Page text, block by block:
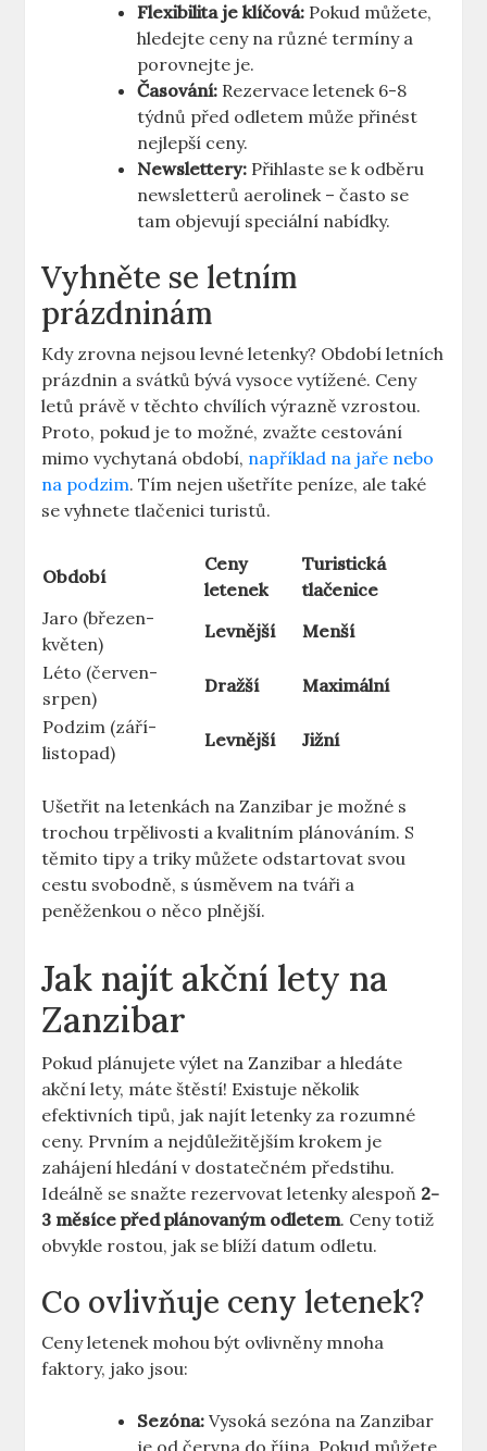
Flexibilita je klíčová: Pokud můžete,
hledejte ceny na různé termíny a
porovnejte je.
Časování: Rezervace letenek 6-8
týdnů před odletem může přinést
nejlepší ceny.
Newslettery: Přihlaste se k odběru
newsletterů aerolinek – často se
tam objevují speciální nabídky.
Vyhněte se letním
prázdninám
Kdy zrovna nejsou levné letenky? Období letních
prázdnin a svátků bývá vysoce vytížené. Ceny
letů právě v těchto chvílích výrazně vzrostou.
Proto, pokud je to možné, zvažte cestování
mimo vychytaná období, například na jaře nebo
na podzim. Tím nejen ušetříte peníze, ale také
se vyhnete tlačenici turistů.
Období
Ceny
letenek
Turistická
tlačenice
Jaro (březen-
květen)
Levnější
Menší
Léto (červen-
srpen)
Dražší
Maximální
Podzim (září-
listopad)
Levnější Jižní
Ušetřit na letenkách na Zanzibar je možné s
trochou trpělivosti a kvalitním plánováním. S
těmito tipy a triky můžete odstartovat svou
cestu svobodně, s úsměvem na tváři a
peněženkou o něco plnější.
Jak najít akční lety na
Zanzibar
Pokud plánujete výlet na Zanzibar a hledáte
akční lety, máte štěstí! Existuje několik
efektivních tipů, jak najít letenky za rozumné
ceny. Prvním a nejdůležitějším krokem je
zahájení hledání v dostatečném předstihu.
Ideálně se snažte rezervovat letenky alespoň 2-
3 měsíce před plánovaným odletem. Ceny totiž
obvykle rostou, jak se blíží datum odletu.
Co ovlivňuje ceny letenek?
Ceny letenek mohou být ovlivněny mnoha
faktory, jako jsou:
Sezóna: Vysoká sezóna na Zanzibar